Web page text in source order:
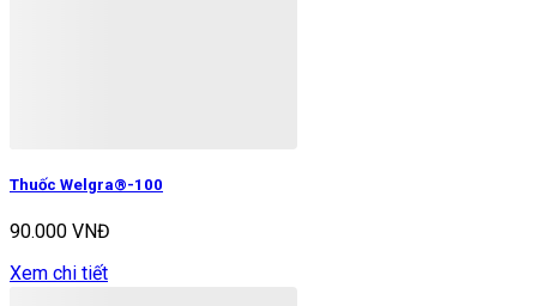
Thuốc Welgra®-100
90.000 VNĐ
Xem chi tiết